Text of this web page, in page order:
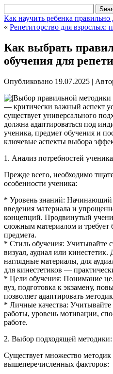
Как научить ребенка
« Репетиторство для
Как выбрать
обучения для
Опубликовано 19.07.2025 |
Выбор правильной методики
— критически важный аспект
существует универсального
должна адаптироваться под
ученика, предмет обучения и
ключевые аспекты выбора
1. Анализ потребностей
Прежде всего, необходимо
особенности ученика:
* Уровень знаний: Начинающий
введения материала и
концепций. Продвинутый
сложным материалом и требует
предмета.
* Стиль обучения: Учитывайте
визуал, аудиал или
наглядные материалы, для
для кинестетиков —
* Цели обучения: Понимание
вуз, подготовка к экзамену,
позволяет адаптировать
* Личные качества: Учитывайте
работы, уровень мотивации,
работе.
2. Выбор подходящей методики:
Существует множество
вышеперечисленных факторов: